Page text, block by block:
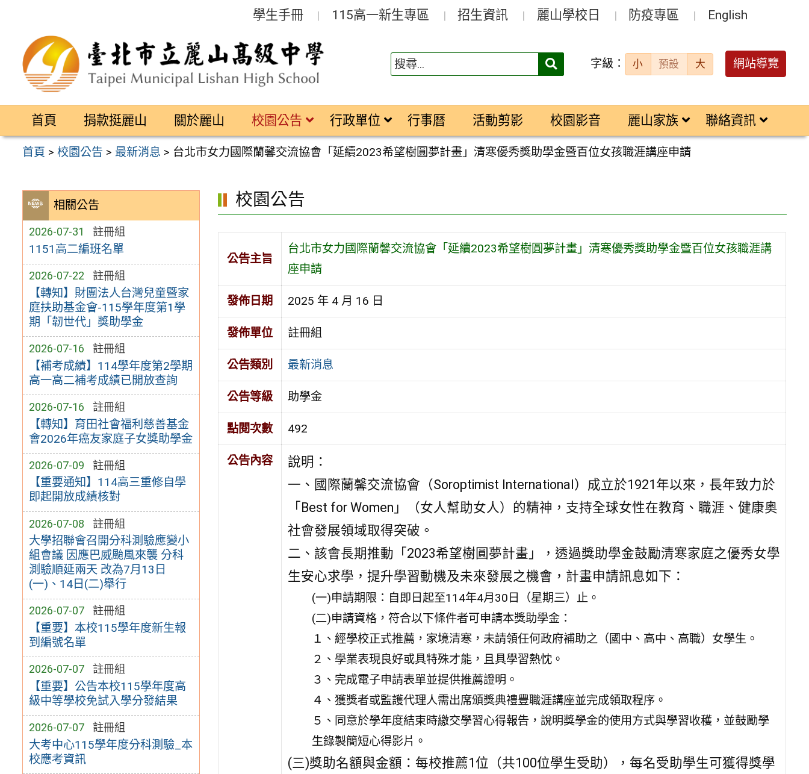
區
學生手冊 115高一新生專區 招生資訊 麗山學校日 防疫專區 English
搜
字級： 小 預設 大 網站導覽
首頁 捐款挺麗山 關於麗山 校園公告 行政單位 行事曆 活動剪影 校園影音 麗山家族 聯絡資訊
首頁 >校園公告 > 最新消息 > 台北市女力國際蘭馨交流協會「延續2023希望樹圓夢計畫」清寒優秀獎助學金暨百位女孩職涯講座申請
相關公告
2026-07-31 註冊組
1151高二編班名單
2026-07-22 註冊組
【轉知】財團法人台灣兒童暨家
庭扶助基金會-115學年度第1學
期「韌世代」獎助學金
2026-07-16 註冊組
【補考成績】114學年度第2學期
高一高二補考成績已開放查詢
2026-07-16 註冊組
【轉知】育田社會福利慈善基金
會2026年癌友家庭子女獎助學金
2026-07-09 註冊組
【重要通知】114高三重修自學
即起開放成績核對
2026-07-08 註冊組
大學招聯會召開分科測驗應變小
組會議 因應巴威颱風來襲 分科
測驗順延兩天 改為7月13日
(一)、14日(二)舉行
2026-07-07 註冊組
【重要】本校115學年度新生報
到編號名單
2026-07-07 註冊組
【重要】公告本校115學年度高
級中等學校免試入學分發結果
2026-07-07 註冊組
大考中心115學年度分科測驗_本
校應考資訊
校園公告
公告主旨
台北市女力國際蘭馨交流協會「延續2023希望樹圓夢計畫」清寒優秀獎助學金暨百位女孩職涯講
座申請
發佈日期 2025 年 4 月 16 日
發佈單位 註冊組
公告類別 最新消息
公告等級 助學金
點閱次數 492
公告內容
說明：
一、國際蘭馨交流協會（Soroptimist International）成立於1921年以來，長年致力於
「Best for Women」（女人幫助女人）的精神，支持全球女性在教育、職涯、健康奥
社會發展領域取得突破。
二、該會長期推動「2023希望樹圓夢計畫」，透過獎助學金鼓勵清寒家庭之優秀女學
生安心求學，提升學習動機及未來發展之機會，計畫申請訊息如下：
(一)申請期限：自即日起至114年4月30日（星期三）止。
(二)申請資格，符合以下條件者可申請本獎助學金：
１、經學校正式推薦，家境清寒，未請領任何政府補助之（國中、高中、高職）女學生。
２、學業表現良好或具特殊才能，且具學習熱忱。
３、完成電子申請表單並提供推薦證明。
４、獲獎者或監護代理人需出席頒獎典禮豐職涯講座並完成領取程序。
５、同意於學年度結束時繳交學習心得報告，說明獎學金的使用方式與學習收穫，並鼓勵學
生錄製簡短心得影片。
(三)獎助名額與金額：每校推薦1位（共100位學生受助），每名受助學生可獲得獎學